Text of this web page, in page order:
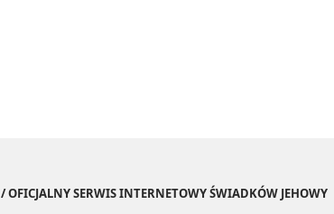
/ OFICJALNY SERWIS INTERNETOWY ŚWIADKÓW JEHOWY